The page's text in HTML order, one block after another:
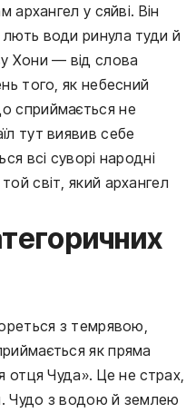
у сяйві. Він
води ринула туди й
Хони — від слова
того, як небесний
сприймається не
тут виявив себе
всі суворі народні
світ, який архангел
з темрявою,
як пряма
отця Чуда». Це не страх,
Чудо з водою й землею